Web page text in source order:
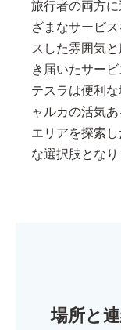
旅行者の両方
ざまなサービ
スした雰囲気
き届いたサー
テスラは便利
ャルカの活気
エリアを探索
な選択肢となり
場所と